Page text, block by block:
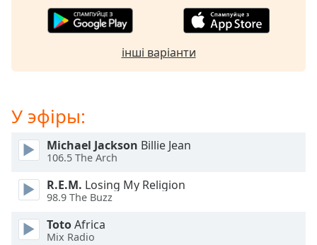
and
close
window.
Color
інші варіанти
У эфіры:
Michael Jackson Billie Jean
106.5 The Arch
R.E.M. Losing My Religion
98.9 The Buzz
TotoAfrica
Mix Radio